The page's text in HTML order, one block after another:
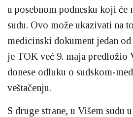
u posebnom podnesku koji će
sudu. Ovo može ukazivati na
medicinski dokument jedan
je TOK već 9. maja predložio
donese odluku o sudskom-
veštačenju.
S druge strane, u Višem sudu